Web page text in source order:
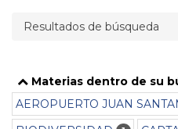
Resultados de búsqueda
Materias dentro de su
AEROPUERTO JUAN